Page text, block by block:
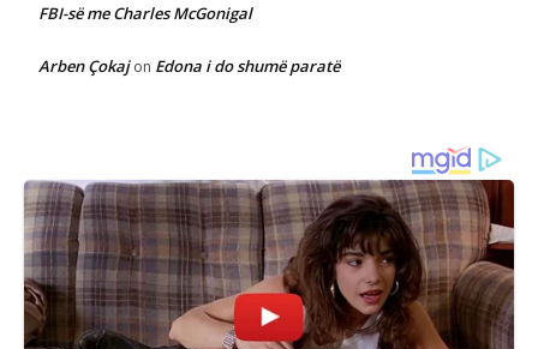
FBI-së me Charles McGonigal
Arben Çokajon Edona i do shumë paratë